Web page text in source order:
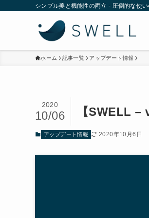
シンプル美と機能性の両立 - 圧倒的な使
ホーム 記事一覧 アップデート情報
【SWELL
2020
10/06
アップデート情報 2020年10月6日